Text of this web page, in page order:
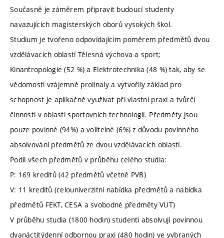
Současně je záměrem připravit budoucí studenty
navazujících magisterských oborů vysokých škol.
Studium je tvořeno odpovídajícím poměrem předmětů dvou
vzdělávacích oblastí Tělesná výchova a sport;
Kinantropologie (52 %) a Elektrotechnika (48 %) tak, aby se
vědomosti vzájemně prolínaly a vytvořily základ pro
schopnost je aplikačně využívat při vlastní praxi a tvůrčí
činnosti v oblasti sportovních technologií. Předměty jsou
pouze povinné (94%) a volitelné (6%) z důvodu povinného
absolvování předmětů ze dvou vzdělávacích oblastí.
Podíl všech předmětů v průběhu celého studia:
P: 169 kreditů (42 předmětů včetně PVB)
V: 11 kreditů (celouniverzitní nabídka předmětů a nabídka
předmětů FEKT, CESA a svobodné předměty VUT)
V průběhu studia (1800 hodin) studenti absolvují povinnou
dvanáctitýdenní odbornou praxi (480 hodin) ve vybraných